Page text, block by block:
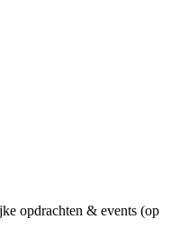
opdrachten & events (op